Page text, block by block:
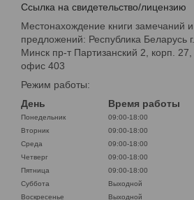
Ссылка на свидетельство/лицензию
Местонахождение книги замечаний и
предложений: Республика Беларусь г.
Минск пр-т Партизанский 2, корп. 27,
офис 403
Режим работы:
День
Время работы
Понедельник
09:00-18:00
Вторник
09:00-18:00
Среда
09:00-18:00
Четверг
09:00-18:00
Пятница
09:00-18:00
Суббота
Выходной
Воскресенье
Выходной